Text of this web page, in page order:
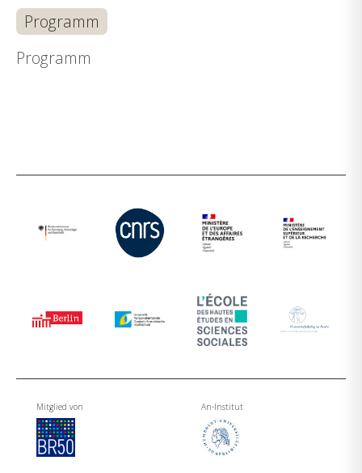
Programm
Programm
Mitglied von An-Institut